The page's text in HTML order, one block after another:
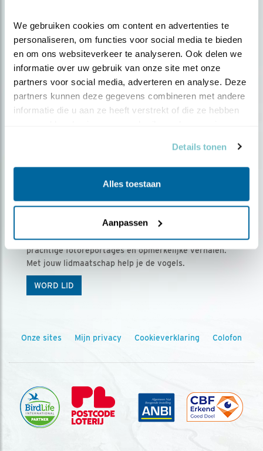
We gebruiken cookies om content en advertenties te
personaliseren, om functies voor social media te bieden
en om ons websiteverkeer te analyseren. Ook delen we
informatie over uw gebruik van onze site met onze
partners voor social media, adverteren en analyse. Deze
partners kunnen deze gegevens combineren met andere
informatie die u aan ze heeft verstrekt of die ze hebben
Details tonen
Alles toestaan
Aanpassen
Ontvang 5 x Vogels voor € 36,00 per jaar
Vogels is het tijdschrift voor onze leden, met
prachtige fotoreportages en opmerkelijke verhalen.
Met jouw lidmaatschap help je de vogels.
WORD LID
Onze sites Mijn privacy Cookieverklaring Colofon